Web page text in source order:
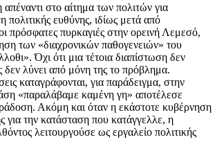
στο αίτημα των πολιτών για
πολιτικής ευθύνης, ιδίως μετά από
πρόσφατες πυρκαγιές στην ορεινή Λεμεσό,
των «διαχρονικών παθογενειών» του
Όχι ότι μια τέτοια διαπίστωση δεν
δεν λύνει από μόνη της το πρόβλημα.
καταγράφονται, για παράδειγμα, στην
«παραλάβαμε καμένη γη» αποτέλεσε
Ακόμη και όταν η εκάστοτε κυβέρνηση
για την κατάσταση που κατάγγελλε, η
λειτουργούσε ως εργαλείο πολιτικής